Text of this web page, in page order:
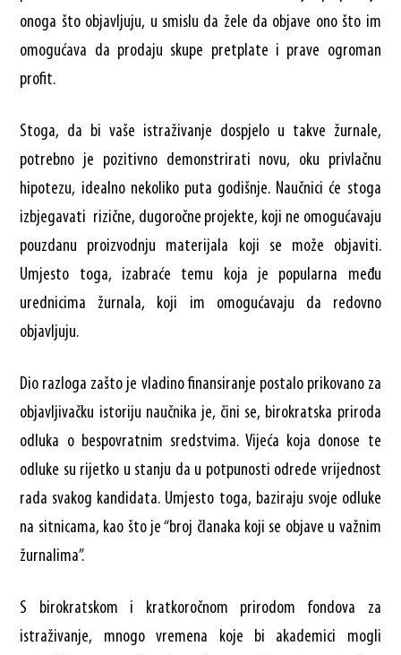
onoga što objavljuju, u smislu da žele da objave ono što im
omogućava da prodaju skupe pretplate i prave ogroman
profit.
Stoga, da bi vaše istraživanje dospjelo u takve žurnale,
potrebno je pozitivno demonstrirati novu, oku privlačnu
hipotezu, idealno nekoliko puta godišnje. Naučnici će stoga
izbjegavati rizične, dugoročne projekte, koji ne omogućavaju
pouzdanu proizvodnju materijala koji se može objaviti.
Umjesto toga, izabraće temu koja je popularna među
urednicima žurnala, koji im omogućavaju da redovno
objavljuju.
Dio razloga zašto je vladino finansiranje postalo prikovano za
objavljivačku istoriju naučnika je, čini se, birokratska priroda
odluka o bespovratnim sredstvima. Vijeća koja donose te
odluke su rijetko u stanju da u potpunosti odrede vrijednost
rada svakog kandidata. Umjesto toga, baziraju svoje odluke
na sitnicama, kao što je “broj članaka koji se objave u važnim
žurnalima”.
S birokratskom i kratkoročnom prirodom fondova za
istraživanje, mnogo vremena koje bi akademici mogli